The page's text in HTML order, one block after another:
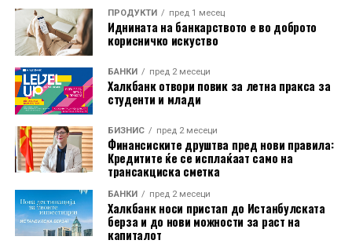
фактор за конкурентноста на банките.
„Корисниците денес очекуваат дигиталното
банкарско искуство да биде подеднакво едноставно
како користењето на која било платформа, од
стриминг сервиси до апликации за купување или
превоз. Финансискиот сектор мора да најде начин да
одговори на тие пазарни очекувања во поглед на
практичноста
“, истакнува Маја Микиќ, членка на
Извршниот одбор за операции и технологии во
AikBank.
ПРОДУКТИ пред 1 месец
Иднината на банкарството е во доброто
корисничко искуство
БАНКИ пред 2 месеци
Халкбанк отвори повик за летна пракса за
студенти и млади
БИЗНИС пред 2 месеци
Финансиските друштва пред нови правила:
Кредитите ќе се исплаќаат само на
трансакциска сметка
БАНКИ пред 2 месеци
Халкбанк носи пристап до Истанбулската
берза и до нови можности за раст на
капиталот